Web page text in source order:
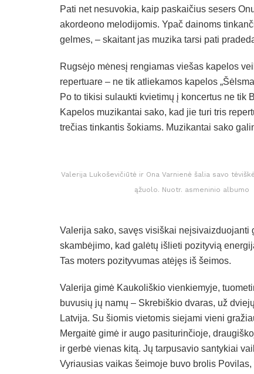
Pati net nesuvokia, kaip paskaičius sesers
akordeono melodijomis. Ypač dainoms
gelmes, – skaitant jas muzika tarsi pati
Rugsėjo mėnesį rengiamas viešas kapelos
repertuare – ne tik atliekamos kapelos
Po to tikisi sulaukti kvietimų į koncertus ne tik
Kapelos muzikantai sako, kad jie turi tris
trečias tinkantis šokiams. Muzikantai sako
Valerija Lukoševičiūtė ir Ona Varnienė šalia savo
ąžuolo. Nuotr. asmeninio albumo
Valerija sako, savęs visiškai
skambėjimo, kad galėtų išlieti pozityvią
Tas moters pozityvumas atėjęs iš šeimos.
Valerija gimė Kaukoliškio vienkiemyje,
buvusių jų namų – Skrebiškio dvaras, už
Latvija. Su šiomis vietomis siejami vieni
Mergaitė gimė ir augo pasiturinčioje,
ir gerbė vienas kitą. Jų tarpusavio santykiai
Vyriausias vaikas šeimoje buvo brolis